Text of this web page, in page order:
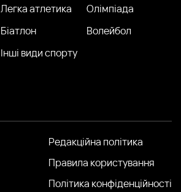
Легка атлетика
Олімпіада
Біатлон
Волейбол
Інші види спорту
Редакційна політика
Правила користування
Політика конфіденційності